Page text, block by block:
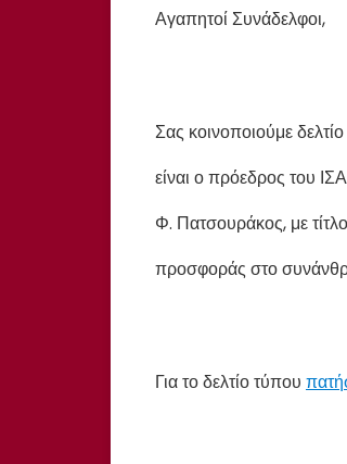
Αγαπητοί Συνάδελφοι,
Σας κοινοποιούμε
είναι ο πρόεδρος του
Φ. Πατσουράκος, με
προσφοράς στο
Για το δελτίο τύπου